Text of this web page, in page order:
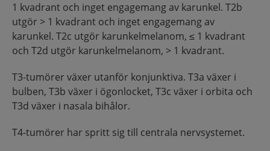
1 kvadrant och inget engagemang av karunkel. T2b
utgör > 1 kvadrant och inget engagemang av
karunkel. T2c utgör karunkelmelanom, ≤ 1 kvadrant
och T2d utgör karunkelmelanom, > 1 kvadrant.
T3-tumörer växer utanför konjunktiva. T3a växer i
bulben, T3b växer i ögonlocket, T3c växer i orbita och
T3d växer i nasala bihålor.
T4-tumörer har spritt sig till centrala nervsystemet.